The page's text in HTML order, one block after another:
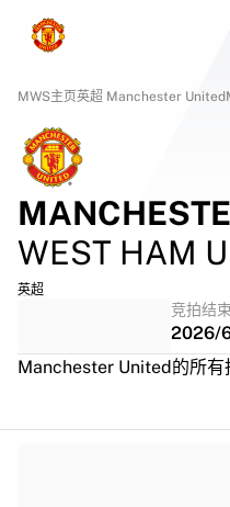
MWS主页英超 Manchester United
WEST HAM
英超
竞拍结
2026/
Manchester United的所有